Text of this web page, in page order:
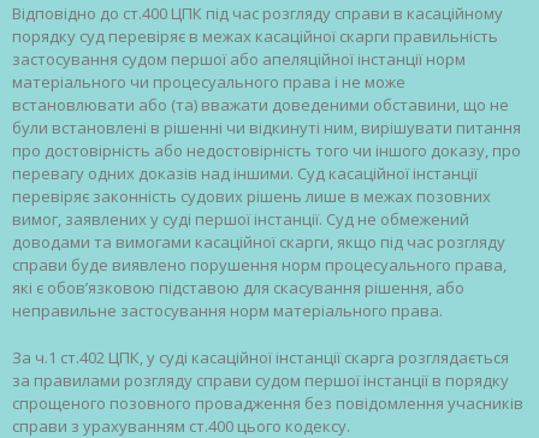
Відповідно до ст.400 ЦПК під час розгляду справи в касаційному
порядку суд перевіряє в межах касаційної скарги правильність
застосування судом першої або апеляційної інстанції норм
матеріального чи процесуального права і не може
встановлювати або (та) вважати доведеними обставини, що не
були встановлені в рішенні чи відкинуті ним, вирішувати питання
про достовірність або недостовірність того чи іншого доказу, про
перевагу одних доказів над іншими. Суд касаційної інстанції
перевіряє законність судових рішень лише в межах позовних
вимог, заявлених у суді першої інстанції. Суд не обмежений
доводами та вимогами касаційної скарги, якщо під час розгляду
справи буде виявлено порушення норм процесуального права,
які є обов’язковою підставою для скасування рішення, або
неправильне застосування норм матеріального права.
За ч.1 ст.402 ЦПК, у суді касаційної інстанції скарга розглядається
за правилами розгляду справи судом першої інстанції в порядку
спрощеного позовного провадження без повідомлення учасників
справи з урахуванням ст.400 цього кодексу.